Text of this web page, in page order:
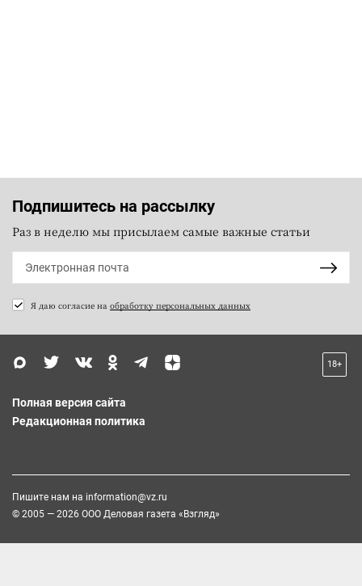
Подпишитесь на рассылку
Раз в неделю мы присылаем самые важные статьи
Я даю согласие на обработку персональных данных
18+
Полная версия сайта
Редакционная политика
Пишите нам на information@vz.ru
© 2005 — 2026 ООО Деловая газета «Взгляд»